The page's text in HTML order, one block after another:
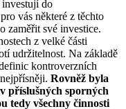
do
vás některé z těchto
zaměřit své investice.
z velké části
udržitelnost. Na základě
kontroverzních
Rovněž byla
příslušných sporných
tedy všechny činnosti